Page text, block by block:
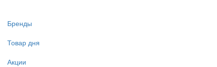
Бренды
Товар дня
Акции